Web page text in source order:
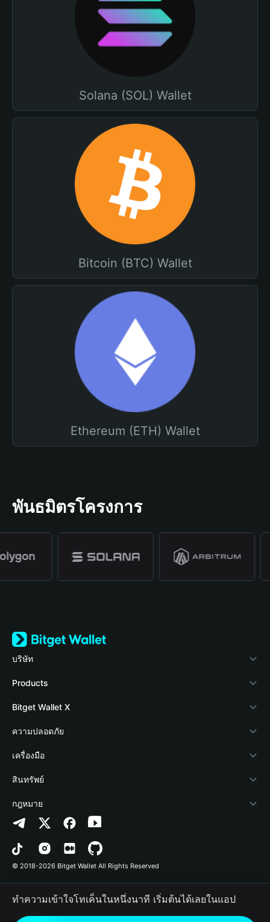
Solana (SOL) Wallet
Bitcoin (BTC) Wallet
Ethereum (ETH) Wallet
พันธมิตรโครงการ
บริษัท
เกี่ยวกับ Bitget Wallet
Blog
Academy
ข่าวสารด้านคริปโต
ศูนย์ช่วยเหลือ
ติดต่อเรา
ทรัพยากรข้อมูลของแบรนด์
อาชีพ
Products
Crypto Card
Stablecoin Earn
Payfi Crypto
Crypto Swap API
Altcoin Season Index
Prediction Markets
DApp
RWA
Bitget Wallet X
นักพัฒนา
เชื่อมต่อ Wallet
Bitget Wallet Pay
ลิสต์โปรเจกต์
ความปลอดภัย
Protection Fund
เทคโนโลยีความปลอดภัย
เครื่องมือ
ซื้อคริปโต
การตรวจจับการอนุญาต
การตรวจจับสัญญา
การโอนเป็นชุด
สินทรัพย์
Arbitrum
Avalanche
Bitcoin
Polygon
กฎหมาย
นโยบายความเป็นส่วนตัว
ข้อตกลงในการใช้บริการ
© 2018-2026 Bitget Wallet All Rights Reserved
ทำความเข้าใจโทเค็นในหนึ่งนาที เริ่มต้นได้เลยในแอป